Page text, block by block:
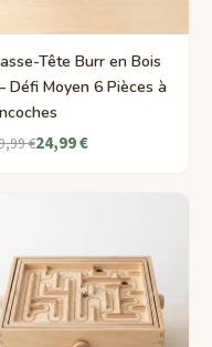
Tête Burr en Bois
Défi Moyen 6 Pièces à
€24,99 €